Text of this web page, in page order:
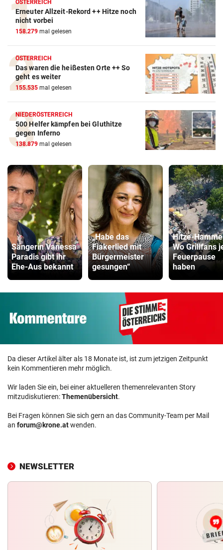
ÖSTERREICH
Erneuter Allzeit-Rekord ++ Hitze noch
nicht vorbei
158.279 mal gelesen
ÖSTERREICH
Das waren die heißesten Orte ++ So
geht es weiter
155.535 mal gelesen
NIEDERÖSTERREICH
500 Helfer kämpfen bei Gluthitze
gegen Inferno
138.879 mal gelesen
Sängerin Vanessa
Paradis gibt ihr
Ehe-Aus bekannt
„Habe das
Fiakerlied mit
Bürgermeister
gesungen“
Hitze-
Wo Grillfans
Feuerpause
haben
Da dieser Artikel älter als 18 Monate ist, ist zum jetzigen Zeitpunkt
kein Kommentieren mehr möglich.
Wir laden Sie ein, bei einer aktuelleren themenrelevanten Story
mitzudiskutieren:Themenübersicht.
Bei Fragen können Sie sich gern an das Community-Team per Mail
an forum@krone.atwenden.
NEWSLETTER